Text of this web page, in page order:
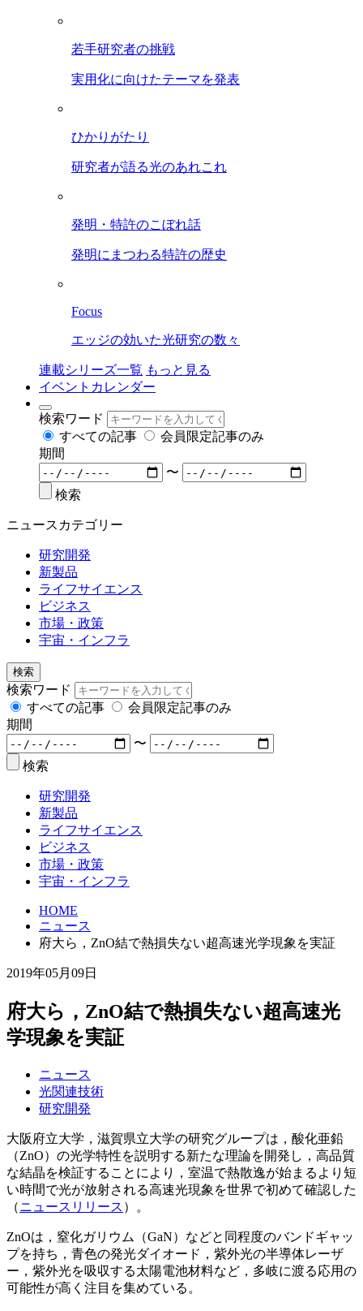
若手研究者の挑戦
実用化に向けたテーマを発表
ひかりがたり
研究者が語る光のあれこれ
発明・特許のこぼれ話
発明にまつわる特許の歴史
Focus
エッジの効いた光研究の数々
連載シリーズ一覧 もっと見る
イベントカレンダー
検索ワード
すべての記事
会員限定記事のみ
期間
〜
検索
ニュースカテゴリー
研究開発
新製品
ライフサイエンス
ビジネス
市場・政策
宇宙・インフラ
検索
検索ワード
すべての記事
会員限定記事のみ
期間
〜
検索
研究開発
新製品
ライフサイエンス
ビジネス
市場・政策
宇宙・インフラ
HOME
ニュース
府大ら，ZnO結で熱損失ない超高速光学現象を実証
2019年05月09日
府大ら，ZnO結で熱損失ない超高速光
学現象を実証
ニュース
光関連技術
研究開発
大阪府立大学，滋賀県立大学の研究グループは，酸化亜鉛
（ZnO）の光学特性を説明する新たな理論を開発し，高品質
な結晶を検証することにより，室温で熱散逸が始まるより短
い時間で光が放射される高速光現象を世界で初めて確認した
（ニュースリリース ）。
ZnOは，窒化ガリウム（GaN）などと同程度のバンドギャッ
プを持ち，青色の発光ダイオード，紫外光の半導体レーザ
ー，紫外光を吸収する太陽電池材料など，多岐に渡る応用の
可能性が高く注目を集めている。